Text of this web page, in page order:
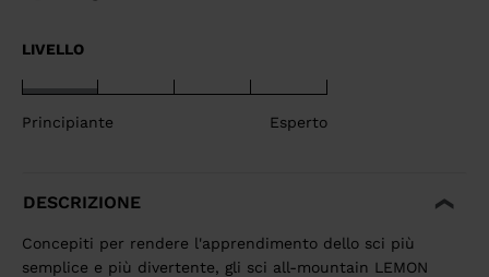
LIVELLO
Principiante Esperto
DESCRIZIONE
Concepiti per rendere l'apprendimento dello sci più
semplice e più divertente, gli sci all-mountain LEMON